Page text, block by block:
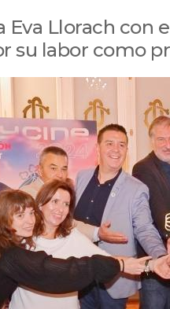
Eva Llorach con
su labor como